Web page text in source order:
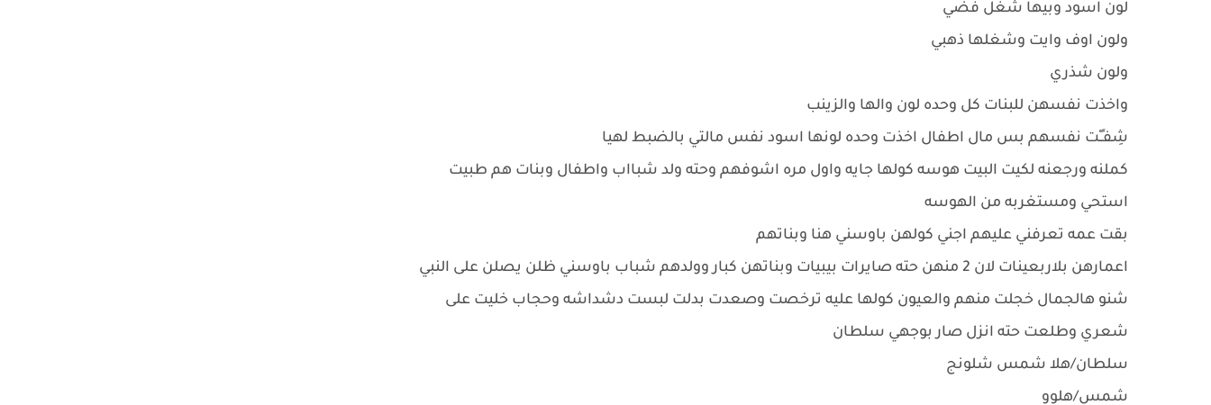
لون اسود وبيها شغل فضي
ولون اوف وايت وشغلها ذهبي
ولون شذري
واخذت نفسهن للبنات كل وحده لون والها والزينب
شِفـٍـْت نفسهم بس مال اطفال اخذت وحده لونها اسود نفس مالتي بالضبط لهيا
كملنه ورجعنه لكيت البيت هوسه كولها جايه واول مره اشوفهم وحته ولد شبااب واطفال وبنات هم طبيت
استحي ومستغربه من الهوسه
بقت عمه تعرفني عليهم اجني كولهن باوسني هنا وبناتهم
اعمارهن بلاربعينات لان 2 منهن حته صايرات بيبيات وبناتهن كبار وولدهم شباب باوسني ظلن يصلن على النبي
شنو هالجمال خجلت منهم والعيون كولها عليه ترخصت وصعدت بدلت لبست دشداشه وحجاب خليت على
شعري وطلعت حته انزل صار بوجهي سلطان
سلطان/هلا شمس شلونج
شمس/هلوو